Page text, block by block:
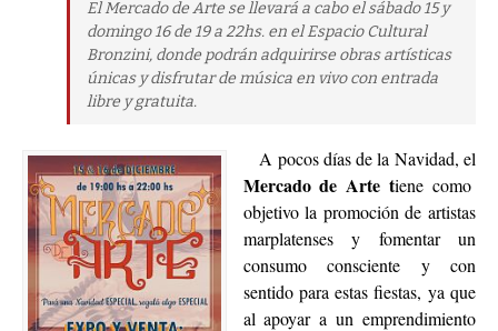
El Mercado de Arte se llevará a cabo el sábado 15 y
domingo 16 de 19 a 22hs. en el Espacio Cultural
Bronzini, donde podrán adquirirse obras artísticas
únicas y disfrutar de música en vivo con entrada
libre y gratuita.
A pocos días de la Navidad, el
Mercado de Arte tiene como
objetivo la promoción de artistas
marplatenses y fomentar un
consumo consciente y con
sentido para estas fiestas, ya que
al apoyar a un emprendimiento